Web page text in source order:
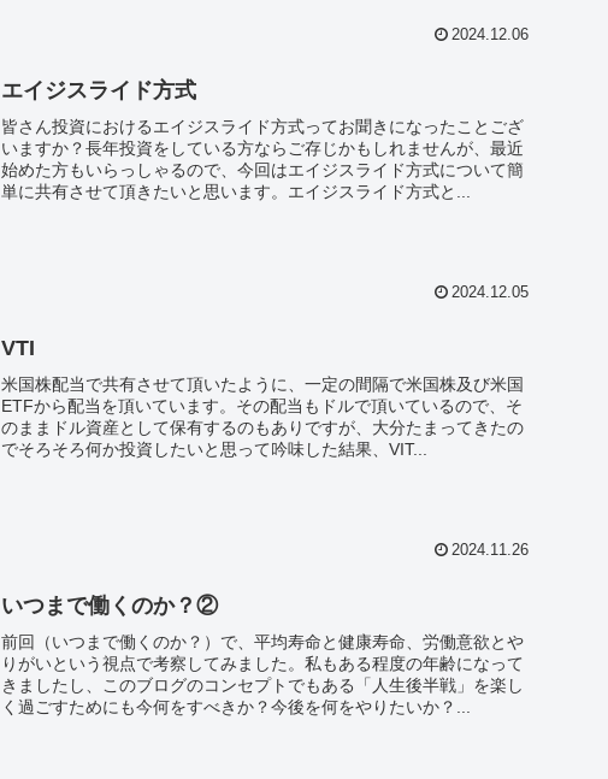
2024.12.06
エイジスライド方式
皆さん投資におけるエイジスライド方式ってお聞きになったことござ
いますか？長年投資をしている方ならご存じかもしれませんが、最近
始めた方もいらっしゃるので、今回はエイジスライド方式について簡
単に共有させて頂きたいと思います。エイジスライド方式と...
2024.12.05
VTI
米国株配当で共有させて頂いたように、一定の間隔で米国株及び米国
ETFから配当を頂いています。その配当もドルで頂いているので、そ
のままドル資産として保有するのもありですが、大分たまってきたの
でそろそろ何か投資したいと思って吟味した結果、VIT...
2024.11.26
いつまで働くのか？②
前回（いつまで働くのか？）で、平均寿命と健康寿命、労働意欲とや
りがいという視点で考察してみました。私もある程度の年齢になって
きましたし、このブログのコンセプトでもある「人生後半戦」を楽し
く過ごすためにも今何をすべきか？今後を何をやりたいか？...